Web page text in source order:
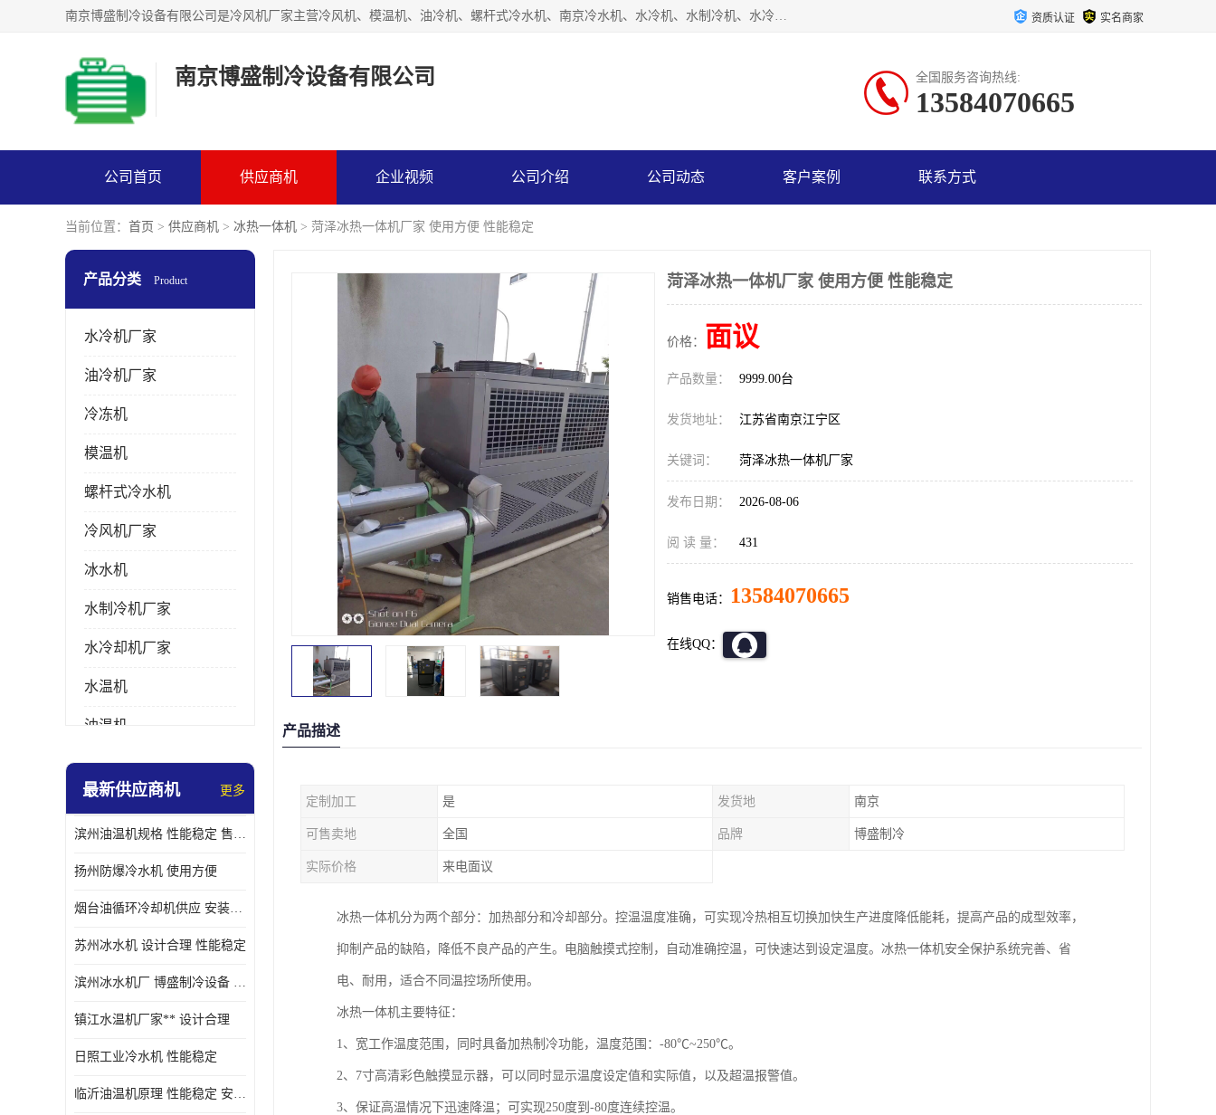
南京博盛制冷设备有限公司是冷风机厂家主营冷风机、模温机、油冷机、螺杆式冷水机、南京冷水机、水冷机、水制冷机、水冷却机、油冷却机等；凭借多年的制作经验、优秀的技术、优秀的产品质量诚信的经营理念，以一流的品质，实在的价格，在行业内享有较高的声誉。 资质认证 实名商家
南京博盛制冷设备有限公司 全国服务咨询热线:
13584070665
公司首页 供应商机 企业视频 公司介绍 公司动态 客户案例 联系方式
当前位置： 首页 > 供应商机 > 冰热一体机 > 菏泽冰热一体机厂家 使用方便 性能稳定
产品分类 Product
水冷机厂家
油冷机厂家
冷冻机
模温机
螺杆式冷水机
冷风机厂家
冰水机
水制冷机厂家
水冷却机厂家
水温机
油温机
冰热一体机
油冷却机厂家
最新供应商机 更多
滨州油温机规格 性能稳定 售后方便
扬州防爆冷水机 使用方便
烟台油循环冷却机供应 安装方便
苏州冰水机 设计合理 性能稳定
滨州冰水机厂 博盛制冷设备 安装方便
镇江水温机厂家** 设计合理
日照工业冷水机 性能稳定
临沂油温机原理 性能稳定 安装方便
菏泽冰热一体机厂家 使用方便 性能稳定
价格： 面议
产品数量： 9999.00台
发货地址： 江苏省南京江宁区
关键词： 菏泽冰热一体机厂家
发布日期： 2026-08-06
阅 读 量： 431
销售电话： 13584070665
在线QQ：
产品描述
定制加工 是 发货地 南京
可售卖地 全国 品牌 博盛制冷
实际价格 来电面议
冰热一体机分为两个部分：加热部分和冷却部分。控温温度准确，可实现冷热相互切换加快生产进度降低能耗，提高产品的成型效率，
抑制产品的缺陷，降低不良产品的产生。电脑触摸式控制，自动准确控温，可快速达到设定温度。冰热一体机安全保护系统完善、省
电、耐用，适合不同温控场所使用。
冰热一体机主要特征：
1、宽工作温度范围，同时具备加热制冷功能，温度范围：-80℃~250℃。
2、7寸高清彩色触摸显示器，可以同时显示温度设定值和实际值，以及超温报警值。
3、保证高温情况下迅速降温；可实现250度到-80度连续控温。